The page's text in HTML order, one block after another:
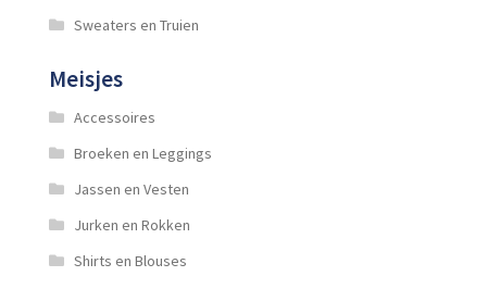
Sweaters en Truien
Meisjes
Accessoires
Broeken en Leggings
Jassen en Vesten
Jurken en Rokken
Shirts en Blouses